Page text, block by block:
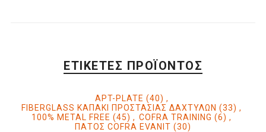
ΕΤΙΚΈΤΕΣ ΠΡΟΪΌΝΤΟΣ
APT-PLATE (40) ,
FIBERGLASS ΚΑΠΑΚΙ ΠΡΟΣΤΑΣΙΑΣ ΔΑΧΤΥΛΩΝ (33) ,
100% METAL FREE (45) , COFRA TRAINING (6) ,
ΠΑΤΟΣ COFRA EVANIT (30)